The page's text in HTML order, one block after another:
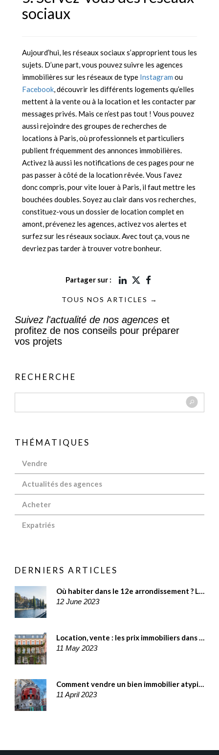
sociaux
Aujourd’hui, les réseaux sociaux s’approprient tous les
sujets. D’une part, vous pouvez suivre les agences
immobilières sur les réseaux de type Instagram ou
Facebook, découvrir les différents logements qu’elles
mettent à la vente ou à la location et les contacter par
messages privés. Mais ce n’est pas tout ! Vous pouvez
aussi rejoindre des groupes de recherches de
locations à Paris, où professionnels et particuliers
publient fréquemment des annonces immobilières.
Activez là aussi les notifications de ces pages pour ne
pas passer à côté de la location rêvée. Vous l’avez
donc compris, pour vite louer à Paris, il faut mettre les
bouchées doubles. Soyez au clair dans vos recherches,
constituez-vous un dossier de location complet en
amont, prévenez les agences, activez vos alertes et
surfez sur les réseaux sociaux. Avec tout ça, vous ne
devriez pas tarder à trouver votre bonheur.
Partager sur :
TOUS NOS ARTICLES →
Suivez l'actualité de nos agences et
profitez de nos conseils pour préparer
vos projets
RECHERCHE
THÉMATIQUES
Vendre
Actualités des agences
Acheter
Expatriés
DERNIERS ARTICLES
Où habiter dans le 12e arrondissement ? Le guide des meilleurs quartiers
12 June 2023
Location, vente : les prix immobiliers dans le 3e arrondissement de Paris
11 May 2023
Comment vendre un bien immobilier atypique ? Nos 10 conseils
11 April 2023